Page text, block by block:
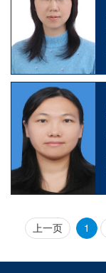
上一页 1